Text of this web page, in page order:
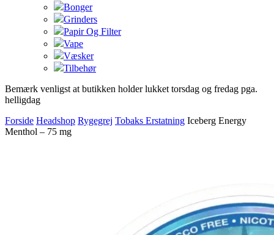
Bonger
Grinders
Papir Og Filter
Vape
Væsker
Tilbehør
Bemærk venligst at butikken holder lukket torsdag og fredag pga.
helligdag
Forside Headshop Rygegrej Tobaks Erstatning Iceberg Energy
Menthol – 75 mg